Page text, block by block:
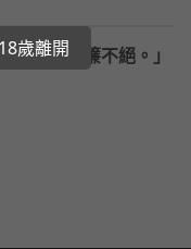
水，延簾不絕。」
歲離開